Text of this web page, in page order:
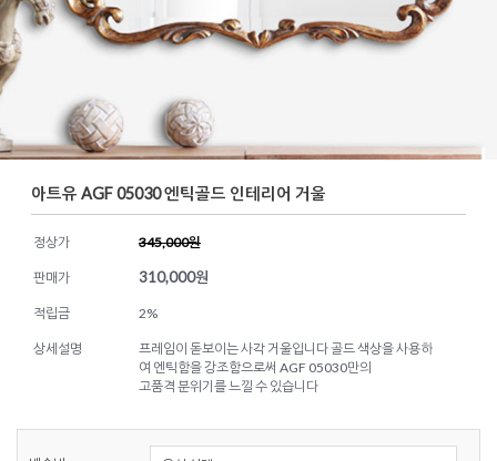
아트유 AGF 05030 엔틱골드 인테리어 거울
정상가 345,000원
판매가 310,000원
적립금 2%
상세설명
프레임이 돋보이는 사각 거울입니다 골드 색상을 사용하
여 엔틱함을 강조함으로써 AGF 05030만의
고품격 분위기를 느낄 수 있습니다